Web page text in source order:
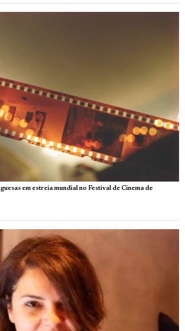
em estreia mundial no Festival de Cinema de